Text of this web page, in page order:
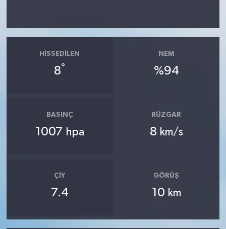
HISSEDILEN
8°
NEM
%94
BASINÇ
1007 hpa
RÜZGAR
8 km/s
ÇIY
7.4
GÖRÜŞ
10 km